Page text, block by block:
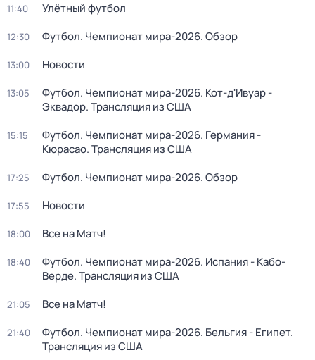
11:40 Улётный футбол
12:30 Футбол. Чемпионат мира-2026. Обзор
13:00 Новости
13:05
Футбол. Чемпионат мира-2026. Кот-д'Ивуар -
Эквадор. Трансляция из США
15:15
Футбол. Чемпионат мира-2026. Германия -
Кюрасао. Трансляция из США
17:25 Футбол. Чемпионат мира-2026. Обзор
17:55 Новости
18:00 Все на Матч!
18:40
Футбол. Чемпионат мира-2026. Испания - Кабо-
Верде. Трансляция из США
21:05 Все на Матч!
21:40
Футбол. Чемпионат мира-2026. Бельгия - Египет.
Трансляция из США